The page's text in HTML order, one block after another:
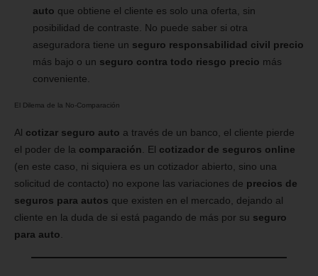
auto que obtiene el cliente es solo una oferta, sin
posibilidad de contraste. No puede saber si otra
aseguradora tiene un seguro responsabilidad civil precio
más bajo o un seguro contra todo riesgo precio más
conveniente.
El Dilema de la No-Comparación
Al cotizar seguro auto a través de un banco, el cliente pierde
el poder de la comparación . El cotizador de seguros online
(en este caso, ni siquiera es un cotizador abierto, sino una
solicitud de contacto) no expone las variaciones de precios de
seguros para autos que existen en el mercado, dejando al
cliente en la duda de si está pagando de más por su seguro
para auto